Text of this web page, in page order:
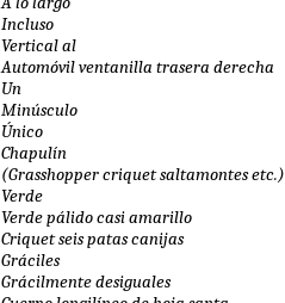
Incluso
Vertical al
Automóvil ventanilla trasera derecha
Un
Minúsculo
Único
Chapulín
(Grasshopper criquet saltamontes etc.)
Verde
Verde pálido casi amarillo
Criquet seis patas canijas
Gráciles
Grácilmente desiguales